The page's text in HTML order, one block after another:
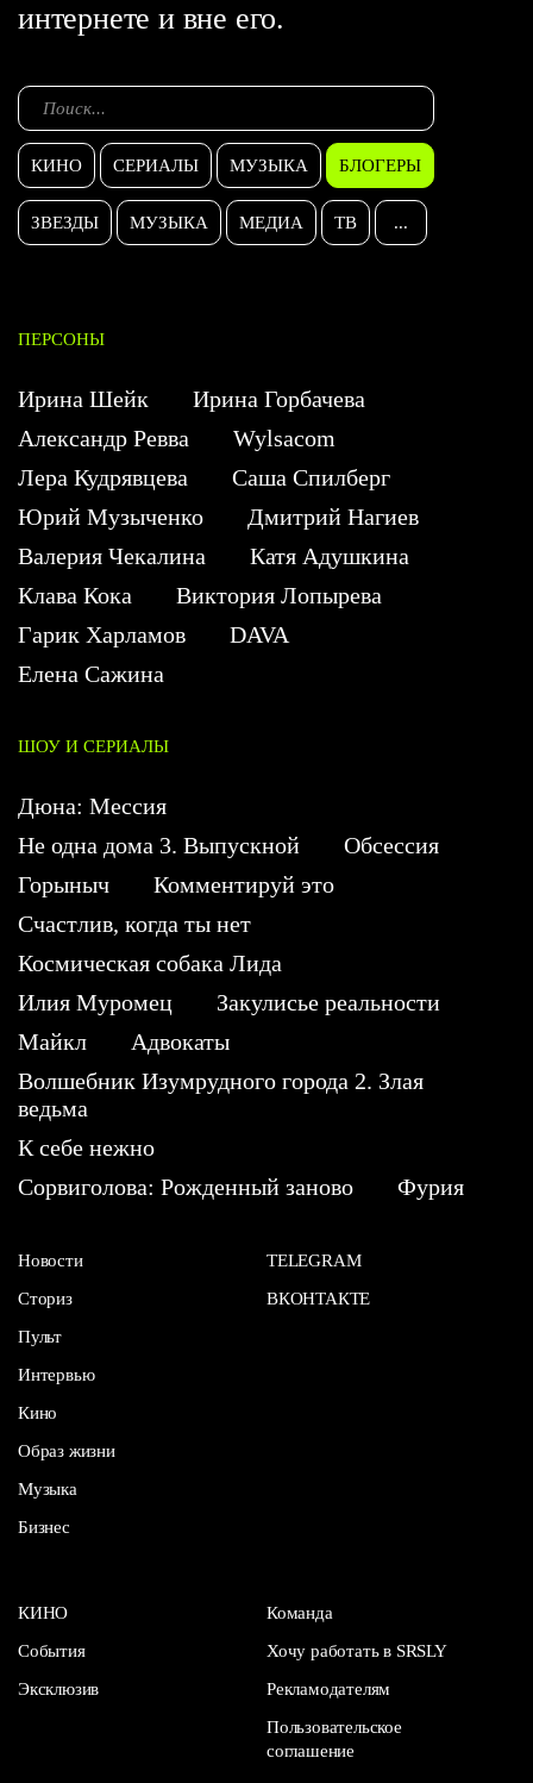
интернете и вне его.
КИНО СЕРИАЛЫ МУЗЫКА БЛОГЕРЫ
ЗВЕЗДЫ МУЗЫКА МЕДИА ТВ ...
ПЕРСОНЫ
Ирина Шейк
Ирина Горбачева
Александр Ревва
Wylsacom
Лера Кудрявцева
Саша Спилберг
Юрий Музыченко
Дмитрий Нагиев
Валерия Чекалина
Катя Адушкина
Клава Кока
Виктория Лопырева
Гарик Харламов
DAVA
Елена Сажина
ШОУ И СЕРИАЛЫ
Дюна: Мессия
Не одна дома 3. Выпускной
Обсессия
Горыныч
Комментируй это
Счастлив, когда ты нет
Космическая собака Лида
Илия Муромец
Закулисье реальности
Майкл
Адвокаты
Волшебник Изумрудного города 2. Злая
ведьма
К себе нежно
Сорвиголова: Рожденный заново
Фурия
Новости
Сториз
Пульт
Интервью
Кино
Образ жизни
Музыка
Бизнес
TELEGRAM
ВКОНТАКТЕ
КИНО
События
Эксклюзив
Команда
Хочу работать в SRSLY
Рекламодателям
Пользовательское
соглашение